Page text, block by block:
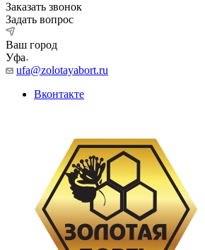
Заказать звонок
Задать вопрос
Ваш город
Уфа
ufa@zolotayabort.ru
Вконтакте